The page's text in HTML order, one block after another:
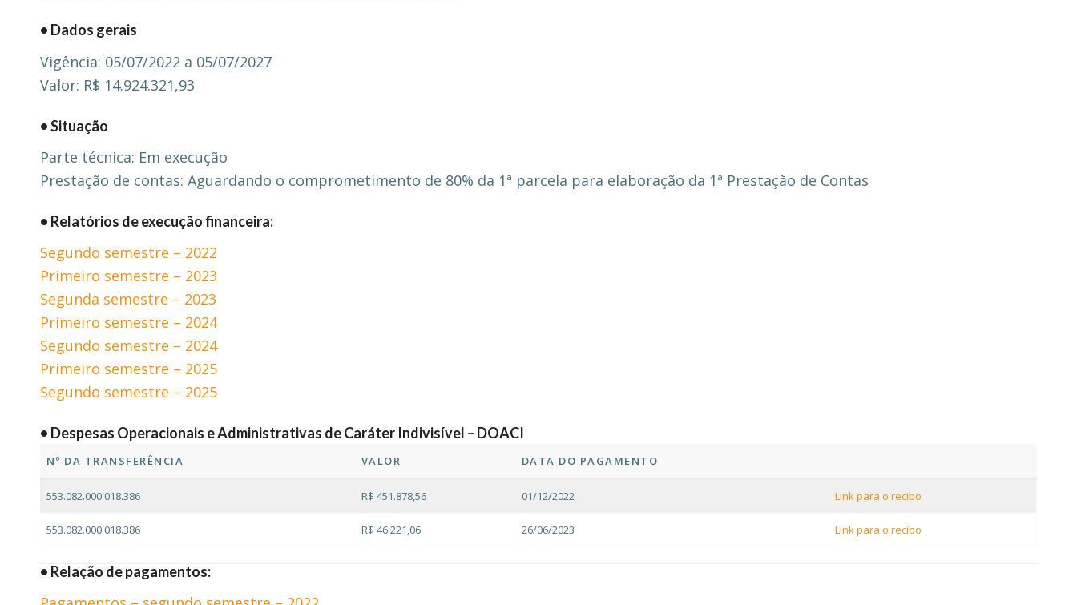
• Dados gerais
Vigência: 05/07/2022 a 05/07/2027
Valor: R$ 14.924.321,93
• Situação
Parte técnica: Em execução
Prestação de contas: Aguardando o comprometimento de 80% da 1ª parcela para elaboração da 1ª Prestação de Contas
• Relatórios de execução financeira:
Segundo semestre – 2022
Primeiro semestre – 2023
Segunda semestre – 2023
Primeiro semestre – 2024
Segundo semestre – 2024
Primeiro semestre – 2025
Segundo semestre – 2025
• Despesas Operacionais e Administrativas de Caráter Indivisível – DOACI
Nº DA TRANSFERÊNCIA VALOR DATA DO PAGAMENTO
553.082.000.018.386 R$ 451.878,56 01/12/2022 Link para o recibo
553.082.000.018.386 R$ 46.221,06 26/06/2023 Link para o recibo
• Relação de pagamentos: